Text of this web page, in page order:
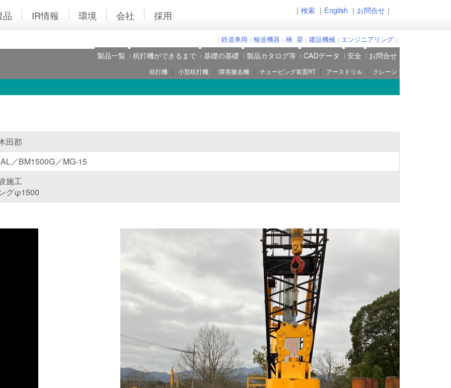
品 IR情報 環境 会社 採用 ｜ 検索 ｜ English ｜ お問合せ ｜
鉄道車両 輸送機器 橋 梁 建設機械 エンジニアリング
製品一覧 杭打機ができるまで 基礎の基礎 製品カタログ等 CADデータ 安全 お問合せ
杭打機 | 小型杭打機 | 障害撤去機 | チュービング装置RT | アースドリル | クレーン
田郡
／BM1500G／MG-15
施工
グφ1500